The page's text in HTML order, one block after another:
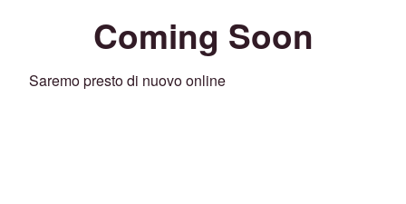
Coming Soon
Saremo presto di nuovo online